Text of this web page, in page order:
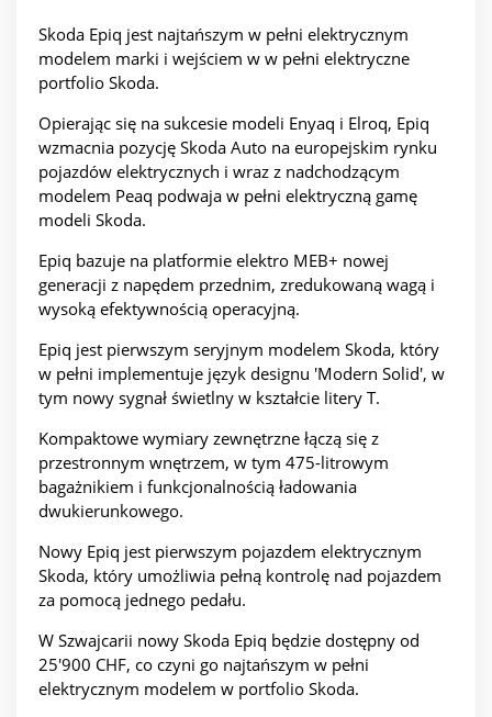
Skoda Epiq jest najtańszym w pełni elektrycznym
modelem marki i wejściem w w pełni elektryczne
portfolio Skoda.
Opierając się na sukcesie modeli Enyaq i Elroq, Epiq
wzmacnia pozycję Skoda Auto na europejskim rynku
pojazdów elektrycznych i wraz z nadchodzącym
modelem Peaq podwaja w pełni elektryczną gamę
modeli Skoda.
Epiq bazuje na platformie elektro MEB+ nowej
generacji z napędem przednim, zredukowaną wagą i
wysoką efektywnością operacyjną.
Epiq jest pierwszym seryjnym modelem Skoda, który
w pełni implementuje język designu 'Modern Solid', w
tym nowy sygnał świetlny w kształcie litery T.
Kompaktowe wymiary zewnętrzne łączą się z
przestronnym wnętrzem, w tym 475-litrowym
bagażnikiem i funkcjonalnością ładowania
dwukierunkowego.
Nowy Epiq jest pierwszym pojazdem elektrycznym
Skoda, który umożliwia pełną kontrolę nad pojazdem
za pomocą jednego pedału.
W Szwajcarii nowy Skoda Epiq będzie dostępny od
25'900 CHF, co czyni go najtańszym w pełni
elektrycznym modelem w portfolio Skoda.